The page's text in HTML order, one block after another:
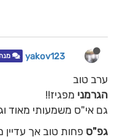
yakov123
ערב טוב
הגרמני מפגיז!!
גם אי"ס משמעותי מאוד
גפ"ס פחות טוב אך